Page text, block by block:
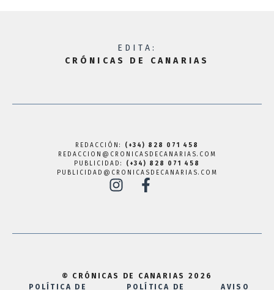
EDITA:
CRÓNICAS DE CANARIAS
REDACCIÓN: (+34) 828 071 458
REDACCION@CRONICASDECANARIAS.COM
PUBLICIDAD: (+34) 828 071 458
PUBLICIDAD@CRONICASDECANARIAS.COM
© CRÓNICAS DE CANARIAS 2026
POLÍTICA DE
POLÍTICA DE AVISO